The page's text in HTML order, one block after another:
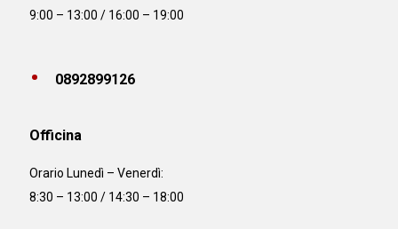
9:00 – 13:00 / 16:00 – 19:00
0892899126
Officina
Orario Lunedì – Venerdì:
8:30 – 13:00 / 14:30 – 18:00